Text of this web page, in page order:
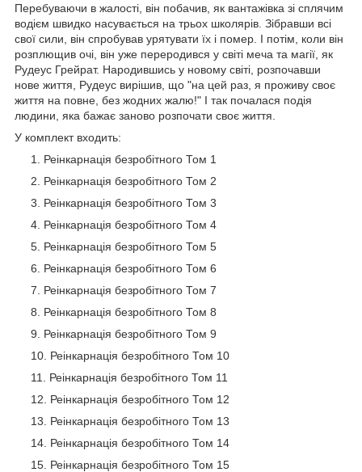
Перебуваючи в жалості, він побачив, як вантажівка зі сплячим
водієм швидко насувається на трьох школярів. Зібравши всі
свої сили, він спробував урятувати їх і помер. І потім, коли він
розплющив очі, він уже переродився у світі меча та магії, як
Рудеус Грейрат. Народившись у новому світі, розпочавши
нове життя, Рудеус вирішив, що "на цей раз, я проживу своє
життя на повне, без жодних жалю!" І так почалася подія
людини, яка бажає заново розпочати своє життя.
У комплект входить:
Реінкарнація безробітного Том 1
Реінкарнація безробітного Том 2
Реінкарнація безробітного Том 3
Реінкарнація безробітного Том 4
Реінкарнація безробітного Том 5
Реінкарнація безробітного Том 6
Реінкарнація безробітного Том 7
Реінкарнація безробітного Том 8
Реінкарнація безробітного Том 9
Реінкарнація безробітного Том 10
Реінкарнація безробітного Том 11
Реінкарнація безробітного Том 12
Реінкарнація безробітного Том 13
Реінкарнація безробітного Том 14
Реінкарнація безробітного Том 15